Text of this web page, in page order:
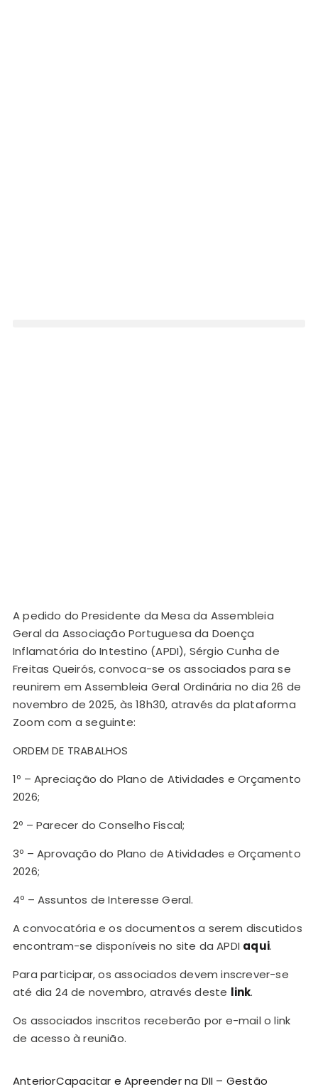
A pedido do Presidente da Mesa da Assembleia
Geral da Associação Portuguesa da Doença
Inflamatória do Intestino (APDI), Sérgio Cunha de
Freitas Queirós, convoca-se os associados para se
reunirem em Assembleia Geral Ordinária no dia 26 de
novembro de 2025, às 18h30, através da plataforma
Zoom com a seguinte:
ORDEM DE TRABALHOS
1º – Apreciação do Plano de Atividades e Orçamento
2026;
2º – Parecer do Conselho Fiscal;
3º – Aprovação do Plano de Atividades e Orçamento
2026;
4º – Assuntos de Interesse Geral.
A convocatória e os documentos a serem discutidos
encontram-se disponíveis no site da APDI aqui.
Para participar, os associados devem inscrever-se
até dia 24 de novembro, através deste link.
Os associados inscritos receberão por e-mail o link
de acesso à reunião.
AnteriorCapacitar e Apreender na DII – Gestão